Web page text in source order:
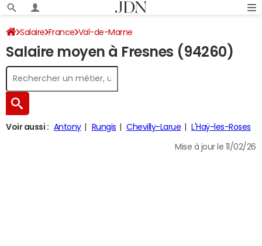
Salaire France Val-de-Marne
Salaire moyen à Fresnes (94260)
Voir aussi : Antony Rungis Chevilly-Larue L'Haÿ-les-Roses
Mise à jour le 11/02/26